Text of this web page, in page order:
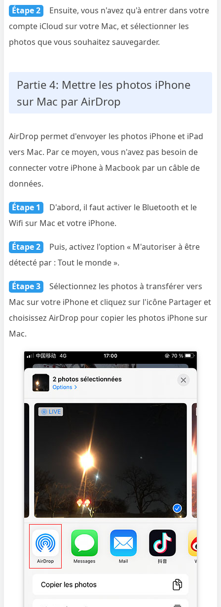
Étape 2
Ensuite, vous n'avez qu'à entrer dans votre
compte iCloud sur votre Mac, et sélectionner les
photos que vous souhaitez sauvegarder.
Partie 4: Mettre les photos iPhone
sur Mac par AirDrop
AirDrop permet d'envoyer les photos iPhone et iPad
vers Mac. Par ce moyen, vous n'avez pas besoin de
connecter votre iPhone à Macbook par un câble de
données.
Étape 1
D'abord, il faut activer le Bluetooth et le
Wifi sur Mac et votre iPhone.
Étape 2
Puis, activez l'option « M'autoriser à être
détecté par : Tout le monde ».
Étape 3
Sélectionnez les photos à transférer vers
Mac sur votre iPhone et cliquez sur l'icône Partager et
choisissez AirDrop pour copier les photos iPhone sur
Mac.